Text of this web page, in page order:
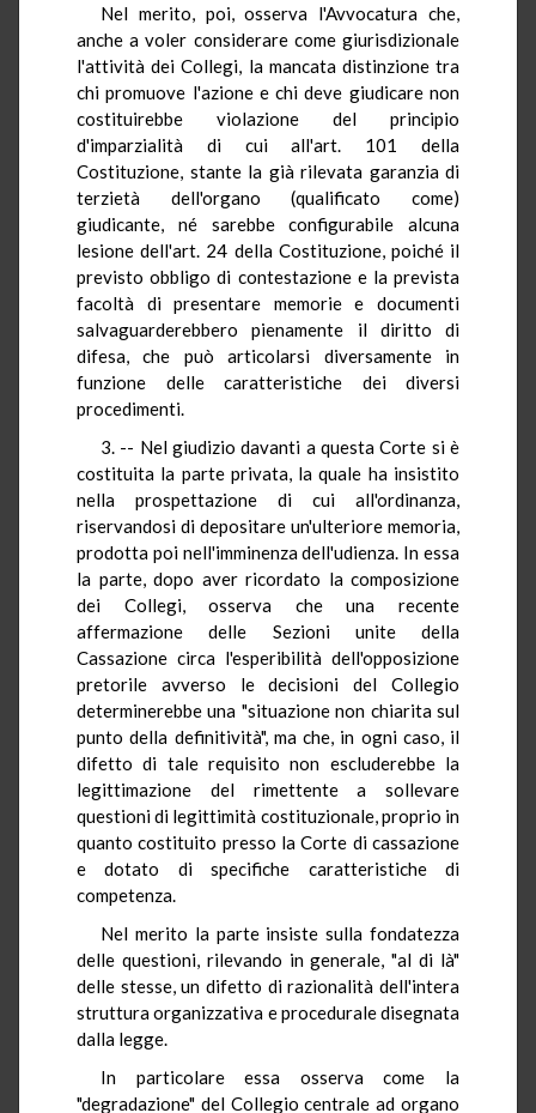
Nel merito, poi, osserva l'Avvocatura che,
anche a voler considerare come giurisdizionale
l'attività dei Collegi, la mancata distinzione tra
chi promuove l'azione e chi deve giudicare non
costituirebbe violazione del principio
d'imparzialità di cui all'art. 101 della
Costituzione, stante la già rilevata garanzia di
terzietà dell'organo (qualificato come)
giudicante, né sarebbe configurabile alcuna
lesione dell'art. 24 della Costituzione, poiché il
previsto obbligo di contestazione e la prevista
facoltà di presentare memorie e documenti
salvaguarderebbero pienamente il diritto di
difesa, che può articolarsi diversamente in
funzione delle caratteristiche dei diversi
procedimenti.
3. -- Nel giudizio davanti a questa Corte si è
costituita la parte privata, la quale ha insistito
nella prospettazione di cui all'ordinanza,
riservandosi di depositare un'ulteriore memoria,
prodotta poi nell'imminenza dell'udienza. In essa
la parte, dopo aver ricordato la composizione
dei Collegi, osserva che una recente
affermazione delle Sezioni unite della
Cassazione circa l'esperibilità dell'opposizione
pretorile avverso le decisioni del Collegio
determinerebbe una "situazione non chiarita sul
punto della definitività", ma che, in ogni caso, il
difetto di tale requisito non escluderebbe la
legittimazione del rimettente a sollevare
questioni di legittimità costituzionale, proprio in
quanto costituito presso la Corte di cassazione
e dotato di specifiche caratteristiche di
competenza.
Nel merito la parte insiste sulla fondatezza
delle questioni, rilevando in generale, "al di là"
delle stesse, un difetto di razionalità dell'intera
struttura organizzativa e procedurale disegnata
dalla legge.
In particolare essa osserva come la
"degradazione" del Collegio centrale ad organo